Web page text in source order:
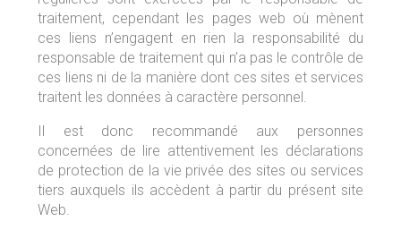
traitement, cependant les pages web où mènent
ces liens n’engagent en rien la responsabilité du
responsable de traitement qui n’a pas le contrôle de
ces liens ni de la manière dont ces sites et services
traitent les données à caractère personnel.
Il est donc recommandé aux personnes
concernées de lire attentivement les déclarations
de protection de la vie privée des sites ou services
tiers auxquels ils accèdent à partir du présent site
Web.